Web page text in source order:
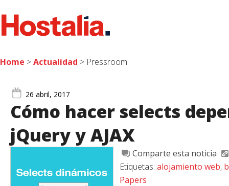
Home >Actualidad > Pressroom
26 abril, 2017
Cómo hacer selects
jQuery y AJAX
Comparte esta noticia
Etiquetas: alojamiento web,
Papers